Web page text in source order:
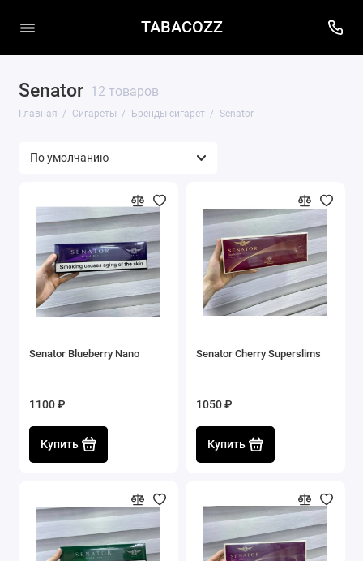
TABACOZZ
Senator 12 товаров
Главная Сигареты Бренды сигарет Senator
Senator Blueberry Nano
1100 ₽
Купить
Senator Cherry Superslims
1050 ₽
Купить